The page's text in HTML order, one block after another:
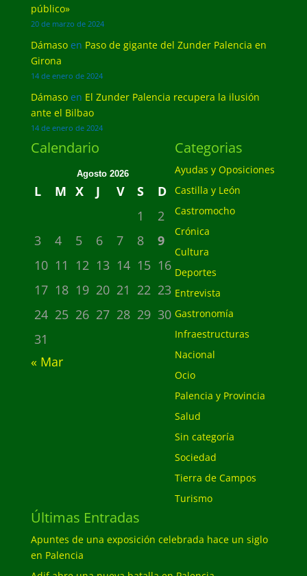
público»
20 de marzo de 2024
Dámasoen Paso de gigante del Zunder Palencia en
Girona
14 de enero de 2024
Dámasoen El Zunder Palencia recupera la ilusión
ante el Bilbao
14 de enero de 2024
Calendario
Agosto 2026
L M X J V S
D
1
2
3
4 5 6 7 8
9
10 11 12 13 14 15 16
17 18 19 20 21 22 23
24 25 26 27 28 29 30
31
« Mar
Categorias
Ayudas y Oposiciones
Castilla y León
Castromocho
Crónica
Cultura
Deportes
Entrevista
Gastronomía
Infraestructuras
Nacional
Ocio
Palencia y Provincia
Salud
Sin categoría
Sociedad
Tierra de Campos
Turismo
Últimas Entradas
Apuntes de una exposición celebrada hace un siglo
en Palencia